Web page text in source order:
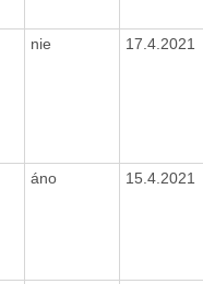
nie 17.4.2021
áno 15.4.2021